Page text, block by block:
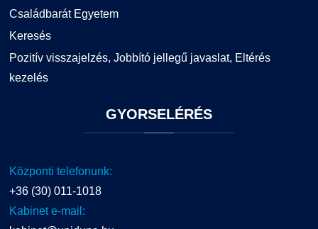
Családbarát Egyetem
Keresés
Pozitív visszajelzés, Jobbító jellegű javaslat, Eltérés
kezelés
GYORSELÉRÉS
Központi telefonunk:
+36 (30) 011-1018
Kabinet e-mail: